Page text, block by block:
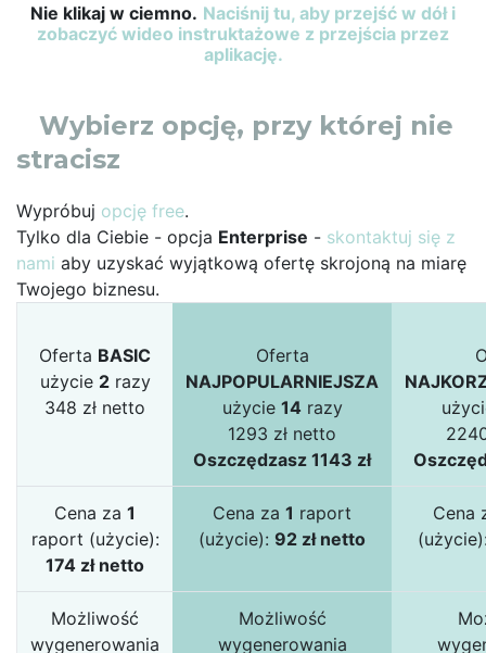
Nie klikaj w ciemno. Naciśnij tu, aby przejść w dół i
zobaczyć wideo instruktażowe z przejścia przez
aplikację.
Wybierz opcję, przy której nie
stracisz
Wypróbuj opcję free.
Tylko dla Ciebie - opcja Enterprise - skontaktuj się z
nami aby uzyskać wyjątkową ofertę skrojoną na miarę
Twojego biznesu.
Oferta BASIC
użycie 2razy
348 zł netto
Oferta
NAJPOPULARNIEJSZA
użycie 14 razy
1293 zł netto
Oszczędzasz 1143 zł
Cena za 1
raport (użycie):
174 zł netto
Cena za 1 raport
(użycie): 92 zł netto
Cena
Możliwość
wygenerowania
Możliwość
wygenerowania